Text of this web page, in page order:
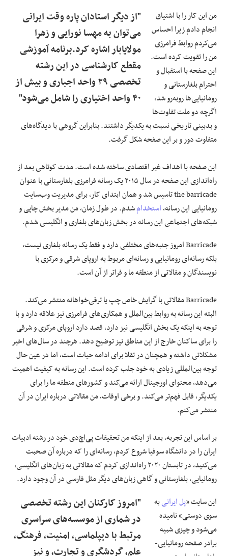
"از دیگر استادان پاره وقت ایرانی
می‌توان به مهسا نورایی و زهرا
مولایابار اشاره کرد.برنامه آموزشی
مقطع کارشناسی در این رشته
تخصصی ۲۹ واحد اجباری و بیش از
۴۰ واحد اختیاری را شامل می‌شود"
من این کار را با اشتیاق
انجام دادم زیرا احساس
می‌کردم روابط فرامرزی
من را تقویت کرده است.
این صفحه با استقبال و
احترام بلغارستانی و
رومانیایی‌ها روبه‌رو شد،
اگرچه دو ملت تفاوت‌ها
و بدبینی تاریخی نسبت به یکدیگر داشتند. بنابراین گروهی با دیدگاه‌های
متفاوت دور و بر این صفحه شکل گرفت.
این صفحه با اهداف غیر اقتصادی ساخته شده است. مدت کوتاهی بعد از
راه‌اندازی این صفحه در سال ۲۰۱۵ یک رسانه فرامرزی بلغارستانی با عنوان
the barricade تاسیس شد و همان ابتدای کار، برای مدیریت وب‌سایت
رومانیایی این رسانه،استخدامشدم. در طول زمان، من مدیر بخش چاپی و
شبکه‌های اجتماعی این رسانه در بخش زبان‌های بلغاری و انگلیسی شدم.
Barricade امروز جنبه‌های مختلفی دارد و فقط یک رسانه بلغاری نیست،
بلکه رسانه‌ای رومانیایی و رسانه‌ای مربوط به اروپای شرقی و مرکزی با
نویسندگان و مقالاتی از منطقه ما و فراتر از آن است.
Barricade مقالاتی با گرایش خاص چپ یا ترقی‌خواهانه منتشر می‌کند.
البته این رسانه به روابط بین‌الملل و همکاری‌های فرامرزی نیز علاقه دارد و با
توجه به اینکه یک بخش انگلیسی نیز دارد، قصد دارد اروپای مرکزی و شرقی
را برای ساکنان خارج از این مناطق نیز توضیح دهد. هرچند در سال‌های اخیر
مشکلاتی داشته و همچنان در تقلا برای ادامه حیات است، اما در عین حال
توجه بین‌المللی زیادی به خود جلب کرده است. این رسانه به کیفیت اهمیت
می‌دهد، محتوای اورجینال ارائه می‌کند و کشورهای منطقه ما را برای
یکدیگر، قابل فهم‌تر می‌کند. و برخی اوقات، من مقالاتی درباره ایران در آن
منتشر می‌کنم.
بر اساس این تجربه، بعد از اینکه من تحقیقات پی‌اچ‌دی خود در رشته ادبیات
ایران را در دانشگاه سوفیا شروع کردم، رسانه‌ای را که درباره آن صحبت
می‌کنید، در تابستان
راه‌اندازی کردم که مقالاتی به زبان‌های انگلیسی،
رومانیایی، بلغارستانی و گاهی زبان‌های دیگر مثل فارسی در آن وجود دارد.
"امروز کارکنان این رشته تخصصی
در شماری از موسسه‌های سراسری
مرتبط با دیپلماسی، امنیت، فرهنگ،
علم، گردشگری و تجارت، و نیز
این سایت «پل ایرانیبه
سوی دوستی» نامیده
می‌شود و چیزی شبیه
برادر صفحه رومانیایی-